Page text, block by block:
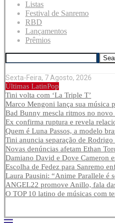
Listas
Festival de Sanremo
RBD
Lançamentos
Prêmios
Sexta-Feira, 7 Agosto, 2026
Últimas LatinPop
Tini volta com ‘La Triple T’
Marco Mengoni lança sua música
Bad Bunny mescla ritmos no novo
Ex confirma ruptura e revela
Quem é Luna Passos, a modelo
Tini anuncia separação de Rodrigo
Novas denúncias afetam Ethan
Damiano David e Dove Cameron
Escolha de Fedez para Sanremo
Laura Pausini: “Anime Parallele é
ANGEL22 promove Anillo, fala
O TOP 10 latino de músicas com